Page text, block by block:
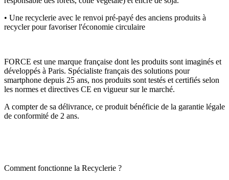
• Une recyclerie avec le renvoi pré-payé des anciens produits à
recycler pour favoriser l'économie circulaire
FORCE est une marque française dont les produits sont imaginés et
développés à Paris. Spécialiste français des solutions pour
smartphone depuis 25 ans, nos produits sont testés et certifiés selon
les normes et directives CE en vigueur sur le marché.
A compter de sa délivrance, ce produit bénéficie de la garantie légale
de conformité de 2 ans.
Comment fonctionne la Recyclerie ?